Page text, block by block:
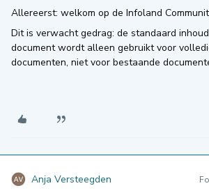
Allereerst: welkom op de Infoland
Dit is verwacht gedrag: de standaard
document wordt alleen gebruikt voor
documenten, niet voor bestaande
Anja Versteegden